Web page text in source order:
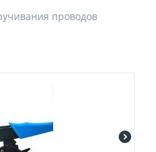
проводов